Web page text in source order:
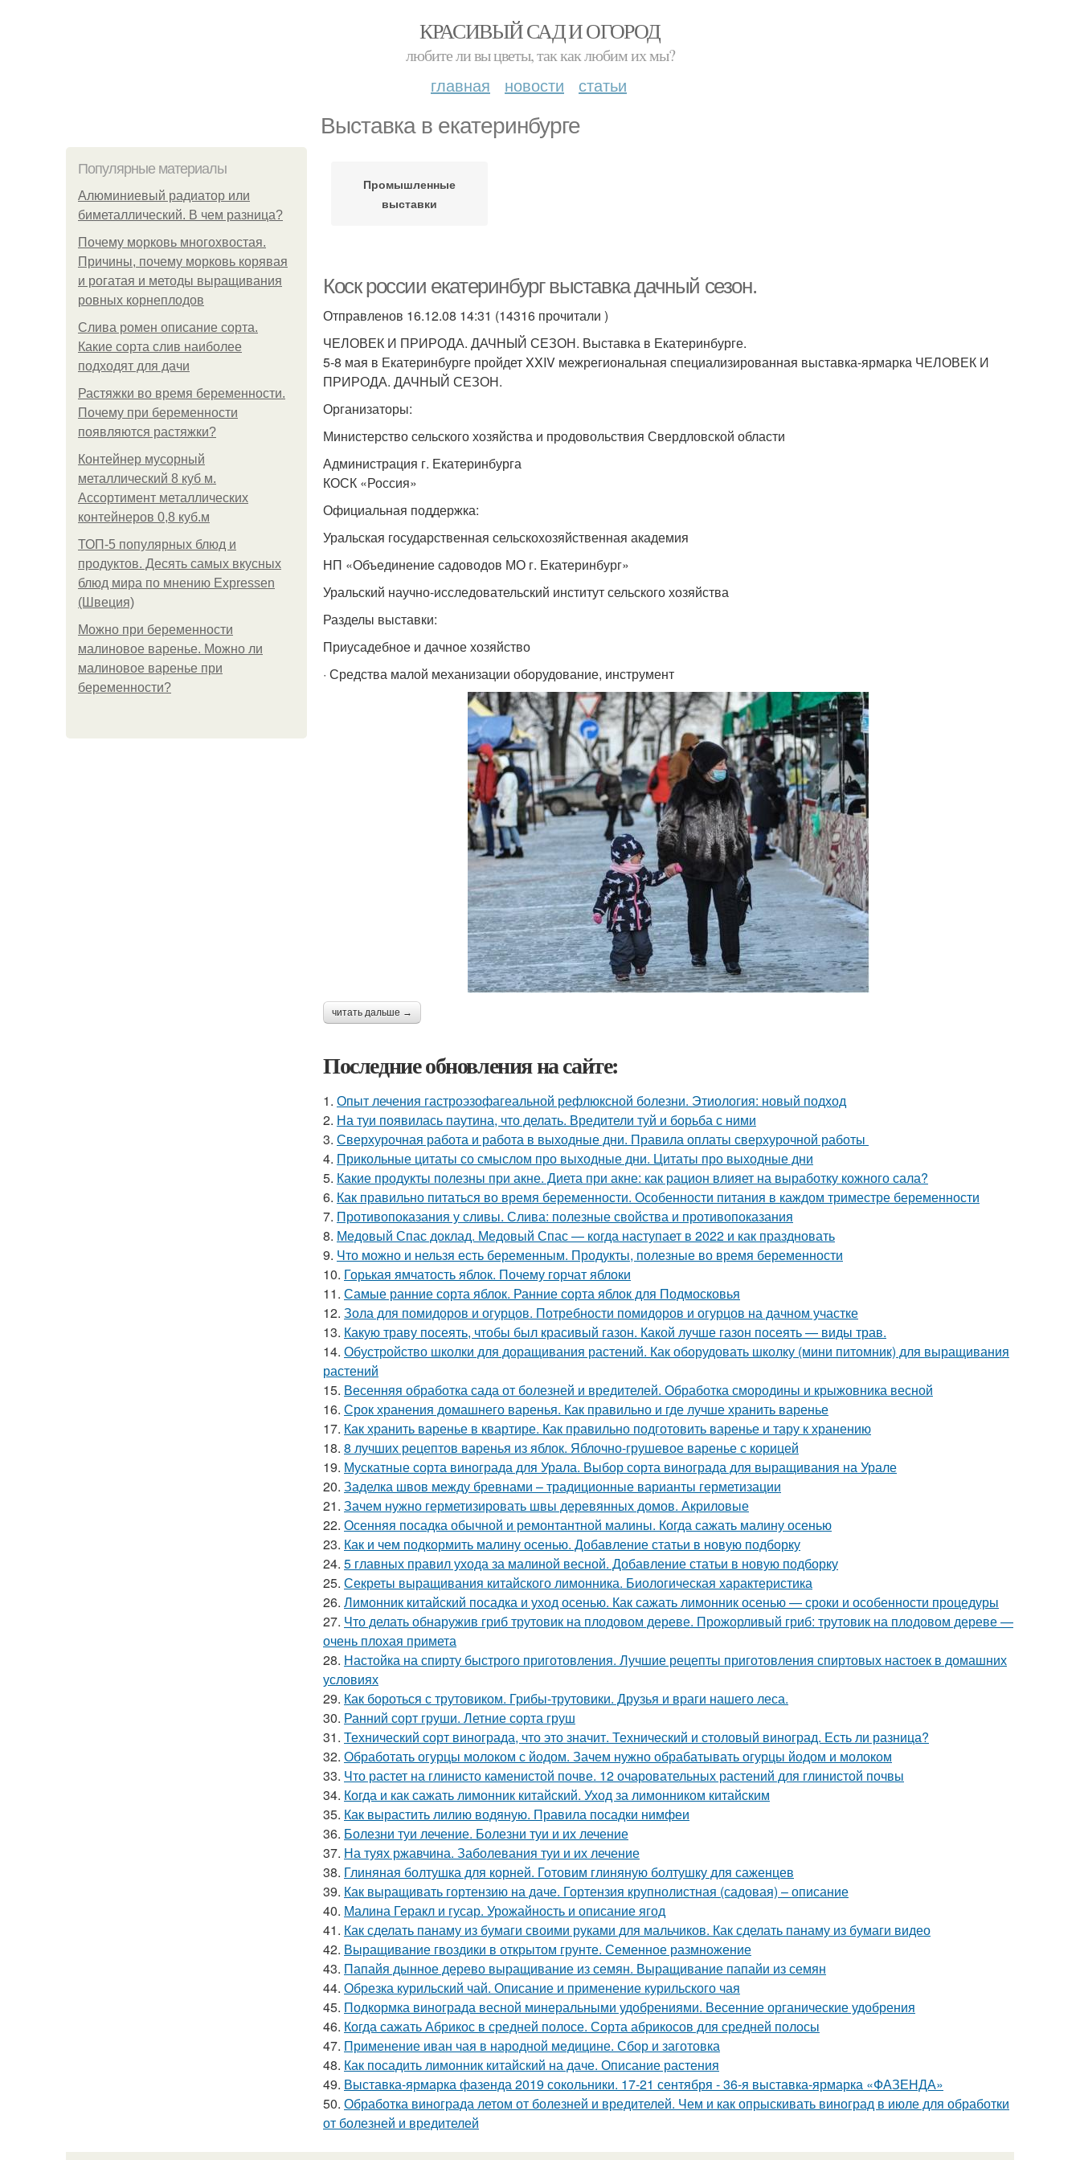
КРАСИВЫЙ САД И ОГОРОД
любите ли вы цветы, так как любим их мы?
главная новости статьи
Выставка в екатеринбурге
Популярные материалы
Алюминиевый радиатор или
биметаллический. В чем разница?
Почему морковь многохвостая.
Причины, почему морковь корявая
и рогатая и методы выращивания
ровных корнеплодов
Слива ромен описание сорта.
Какие сорта слив наиболее
подходят для дачи
Растяжки во время беременности.
Почему при беременности
появляются растяжки?
Контейнер мусорный
металлический 8 куб м.
Ассортимент металлических
контейнеров 0,8 куб.м
ТОП-5 популярных блюд и
продуктов. Десять самых вкусных
блюд мира по мнению Expressen
(Швеция)
Можно при беременности
малиновое варенье. Можно ли
малиновое варенье при
беременности?
Промышленные
выставки
Коск россии екатеринбург выставка дачный сезон.
Отправленов 16.12.08 14:31 (14316 прочитали )
ЧЕЛОВЕК И ПРИРОДА. ДАЧНЫЙ СЕЗОН. Выставка в Екатеринбурге.
5-8 мая в Екатеринбурге пройдет XXIV межрегиональная специализированная выставка-ярмарка ЧЕЛОВЕК И
ПРИРОДА. ДАЧНЫЙ СЕЗОН.
Организаторы:
Министерство сельского хозяйства и продовольствия Свердловской области
Администрация г. Екатеринбурга
КОСК «Россия»
Официальная поддержка:
Уральская государственная сельскохозяйственная академия
НП «Объединение садоводов МО г. Екатеринбург»
Уральский научно-исследовательский институт сельского хозяйства
Разделы выставки:
Приусадебное и дачное хозяйство
· Средства малой механизации оборудование, инструмент
читать дальше →
Последние обновления на сайте:
1. Опыт лечения гастроэзофагеальной рефлюксной болезни. Этиология: новый подход
2. На туи появилась паутина, что делать. Вредители туй и борьба с ними
3. Сверхурочная работа и работа в выходные дни. Правила оплаты сверхурочной работы
4. Прикольные цитаты со смыслом про выходные дни. Цитаты про выходные дни
5. Какие продукты полезны при акне. Диета при акне: как рацион влияет на выработку кожного сала?
6. Как правильно питаться во время беременности. Особенности питания в каждом триместре беременности
7. Противопоказания у сливы. Слива: полезные свойства и противопоказания
8. Медовый Спас доклад. Медовый Спас — когда наступает в 2022 и как праздновать
9. Что можно и нельзя есть беременным. Продукты, полезные во время беременности
10. Горькая ямчатость яблок. Почему горчат яблоки
11. Самые ранние сорта яблок. Ранние сорта яблок для Подмосковья
12. Зола для помидоров и огурцов. Потребности помидоров и огурцов на дачном участке
13. Какую траву посеять, чтобы был красивый газон. Какой лучше газон посеять — виды трав.
14. Обустройство школки для доращивания растений. Как оборудовать школку (мини питомник) для выращивания
растений
15. Весенняя обработка сада от болезней и вредителей. Обработка смородины и крыжовника весной
16. Срок хранения домашнего варенья. Как правильно и где лучше хранить варенье
17. Как хранить варенье в квартире. Как правильно подготовить варенье и тару к хранению
18. 8 лучших рецептов варенья из яблок. Яблочно-грушевое варенье с корицей
19. Мускатные сорта винограда для Урала. Выбор сорта винограда для выращивания на Урале
20. Заделка швов между бревнами – традиционные варианты герметизации
21. Зачем нужно герметизировать швы деревянных домов. Акриловые
22. Осенняя посадка обычной и ремонтантной малины. Когда сажать малину осенью
23. Как и чем подкормить малину осенью. Добавление статьи в новую подборку
24. 5 главных правил ухода за малиной весной. Добавление статьи в новую подборку
25. Секреты выращивания китайского лимонника. Биологическая характеристика
26. Лимонник китайский посадка и уход осенью. Как сажать лимонник осенью — сроки и особенности процедуры
27. Что делать обнаружив гриб трутовик на плодовом дереве. Прожорливый гриб: трутовик на плодовом дереве —
очень плохая примета
28. Настойка на спирту быстрого приготовления. Лучшие рецепты приготовления спиртовых настоек в домашних
условиях
29. Как бороться с трутовиком. Грибы-трутовики. Друзья и враги нашего леса.
30. Ранний сорт груши. Летние сорта груш
31. Технический сорт винограда, что это значит. Технический и столовый виноград. Есть ли разница?
32. Обработать огурцы молоком с йодом. Зачем нужно обрабатывать огурцы йодом и молоком
33. Что растет на глинисто каменистой почве. 12 очаровательных растений для глинистой почвы
34. Когда и как сажать лимонник китайский. Уход за лимонником китайским
35. Как вырастить лилию водяную. Правила посадки нимфеи
36. Болезни туи лечение. Болезни туи и их лечение
37. На туях ржавчина. Заболевания туи и их лечение
38. Глиняная болтушка для корней. Готовим глиняную болтушку для саженцев
39. Как выращивать гортензию на даче. Гортензия крупнолистная (садовая) – описание
40. Малина Геракл и гусар. Урожайность и описание ягод
41. Как сделать панаму из бумаги своими руками для мальчиков. Как сделать панаму из бумаги видео
42. Выращивание гвоздики в открытом грунте. Семенное размножение
43. Папайя дынное дерево выращивание из семян. Выращивание папайи из семян
44. Обрезка курильский чай. Описание и применение курильского чая
45. Подкормка винограда весной минеральными удобрениями. Весенние органические удобрения
46. Когда сажать Абрикос в средней полосе. Сорта абрикосов для средней полосы
47. Применение иван чая в народной медицине. Сбор и заготовка
48. Как посадить лимонник китайский на даче. Описание растения
49. Выставка-ярмарка фазенда 2019 сокольники. 17-21 сентября - 36-я выставка-ярмарка «ФАЗЕНДА»
50. Обработка винограда летом от болезней и вредителей. Чем и как опрыскивать виноград в июле для обработки
от болезней и вредителей